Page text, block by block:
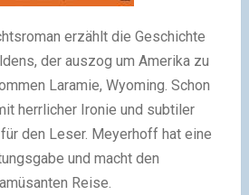
erzählt die Geschichte
der auszog um Amerika zu
Laramie, Wyoming. Schon
herrlicher Ironie und subtiler
den Leser. Meyerhoff hat eine
und macht den
Reise.